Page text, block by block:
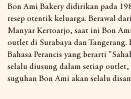
Bon Ami Bakery didirikan pada
resep otentik keluarga. Berawal
Manyar Kertoarjo, saat ini Bon
outlet di Surabaya dan
Bahasa Perancis yang berarti
selalu diusung dalam setiap
suguhan Bon Ami akan selalu